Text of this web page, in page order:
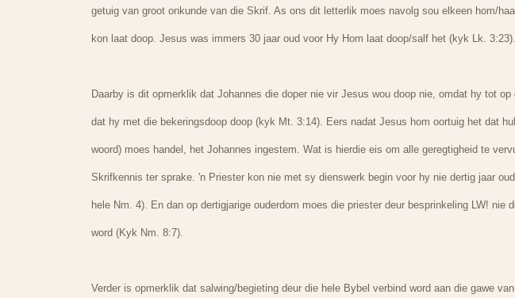
getuig van groot onkunde van die Skrif. As ons dit letterlik moes navolg sou elkeen hom/
kon laat doop. Jesus was immers 30 jaar oud voor Hy Hom laat doop/salf het (kyk Lk. 3:23).
Daarby is dit opmerklik dat Johannes die doper nie vir Jesus wou doop nie, omdat hy tot
dat hy met die bekeringsdoop doop (kyk Mt. 3:14). Eers nadat Jesus hom oortuig het dat
woord) moes handel, het Johannes ingestem. Wat is hierdie eis om alle geregtigheid te
Skrifkennis ter sprake. 'n Priester kon nie met sy dienswerk begin voor hy nie dertig jaar
hele Nm. 4). En dan op dertigjarige ouderdom moes die priester deur besprinkeling LW! nie
word (Kyk Nm. 8:7).
Verder is opmerklik dat salwing/begieting deur die hele Bybel verbind word aan die gawe